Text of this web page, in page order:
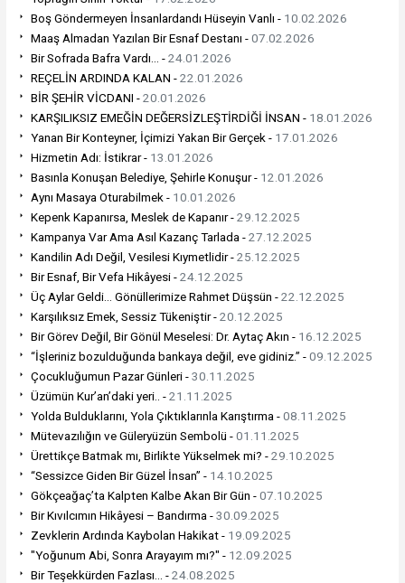
Boş Göndermeyen İnsanlardandı Hüseyin Vanlı - 10.02.2026
Maaş Almadan Yazılan Bir Esnaf Destanı -07.02.2026
Bir Sofrada Bafra Vardı… -24.01.2026
REÇELİN ARDINDA KALAN -22.01.2026
BİR ŞEHİR VİCDANI -20.01.2026
KARŞILIKSIZ EMEĞİN DEĞERSİZLEŞTİRDİĞİ İNSAN - 18.01.2026
Yanan Bir Konteyner, İçimizi Yakan Bir Gerçek - 17.01.2026
Hizmetin Adı: İstikrar - 13.01.2026
Basınla Konuşan Belediye, Şehirle Konuşur - 12.01.2026
Aynı Masaya Oturabilmek - 10.01.2026
Kepenk Kapanırsa, Meslek de Kapanır -29.12.2025
Kampanya Var Ama Asıl Kazanç Tarlada -27.12.2025
Kandilin Adı Değil, Vesilesi Kıymetlidir -25.12.2025
Bir Esnaf, Bir Vefa Hikâyesi -24.12.2025
Üç Aylar Geldi… Gönüllerimize Rahmet Düşsün -22.12.2025
Karşılıksız Emek, Sessiz Tükeniştir -20.12.2025
Bir Görev Değil, Bir Gönül Meselesi: Dr. Aytaç Akın - 16.12.2025
“İşleriniz bozulduğunda bankaya değil, eve gidiniz.” -09.12.2025
Çocukluğumun Pazar Günleri -30.11.2025
Üzümün Kur’an’daki yeri.. -21.11.2025
Yolda Bulduklarını, Yola Çıktıklarınla Karıştırma -08.11.2025
Mütevazılığın ve Güleryüzün Sembolü -01.11.2025
Ürettikçe Batmak mı, Birlikte Yükselmek mi? -29.10.2025
“Sessizce Giden Bir Güzel İnsan” - 14.10.2025
Gökçeağaç’ta Kalpten Kalbe Akan Bir Gün -07.10.2025
Bir Kıvılcımın Hikâyesi – Bandırma -30.09.2025
Zevklerin Ardında Kaybolan Hakikat - 19.09.2025
"Yoğunum Abi, Sonra Arayayım mı?" - 12.09.2025
Bir Teşekkürden Fazlası… -24.08.2025